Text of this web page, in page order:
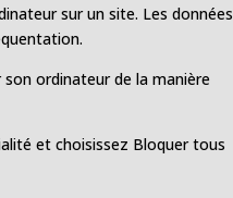
sur un site. Les données
son ordinateur de la manière
et choisissez Bloquer tous